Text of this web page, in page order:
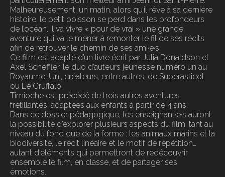
Malheureusement, un matin, alors qu’il rêve à sa dernière
histoire, le petit poisson se perd dans les profondeurs
de l’océan. Il va vivre « pour de vrai » une grande
aventure qui va le mener à remonter le fil de ses récits
afin de retrouver le chemin de ses ami·e·s.
Ce film est adapté d’un livre écrit par Julia Donaldson et
Axel Scheffler, le duo d’auteurs jeunesse numéro un au
Royaume-Uni, créateurs, entre autres, de Superasticot
ou Le Gruffalo.
Timioche est précédé de trois autres aventures
frétillantes, adaptées aux enfants à partir de 4 ans.
Dans ce dossier pédagogique, les enseignant·e·s auront
la possibilité d’explorer plusieurs aspects du film, tant au
niveau du fond que de la forme : les animaux marins et la
biodiversité, le récit linéaire et le motif de répétition…
autant d’éléments qui permettront de redécouvrir
ensemble le film, en classe, et de partager ses
émotions.